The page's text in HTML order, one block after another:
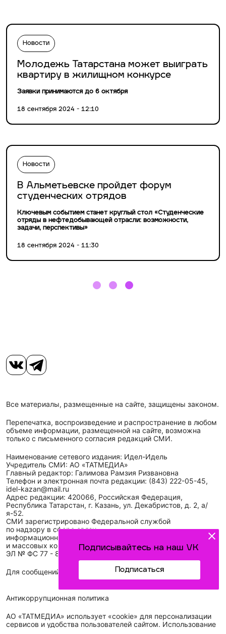
Новости
Молодежь Татарстана может выиграть
квартиру в жилищном конкурсе
Заявки принимаются до 6 октября
18 сентября 2024 - 12:10
Новости
В Альметьевске пройдет форум
студенческих отрядов
Ключевым событием станет круглый стол «Студенческие
отряды в нефтедобывающей отрасли: возможности,
задачи, перспективы»
18 сентября 2024 - 11:30
Подписывайтесь на наш VK
Подписаться
Все материалы, размещенные на сайте, защищены законом.
Перепечатка, воспроизведение и распространение в любом
объеме информации, размещенной на сайте, возможна
только с письменного согласия редакций СМИ.
Наименование сетевого издания: Идел-Идель
Учредитель СМИ: АО «ТАТМЕДИА»
Главный редактор: Галимова Рамзия Ризвановна
Телефон и электронная почта редакции: (843) 222-05-45,
idel-kazan@mail.ru
Адрес редакции: 420066, Российская Федерация,
Республика Татарстан, г. Казань, ул. Декабристов, д. 2, а/
я-52.
СМИ зарегистрировано Федеральной службой
по надзору в сфере связи,
информационных технологий
и массовых коммуникаций (Роскомнадзор)
ЭЛ № ФС 77 - 89431 от 14.05.2025
Для сообщений о фактах коррупции: idel-kazan@mail.ru
Антикоррупционная политика
АО «ТАТМЕДИА» использует «cookie» для персонализации
сервисов и удобства пользователей сайтом. Использование